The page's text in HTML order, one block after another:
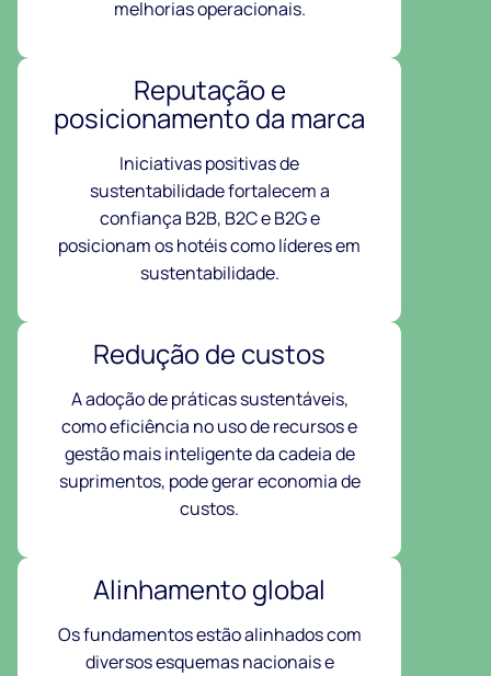
melhorias operacionais.
Reputação e
posicionamento da marca
Iniciativas positivas de
sustentabilidade fortalecem a
confiança B2B, B2C e B2G e
posicionam os hotéis como líderes em
sustentabilidade.
Redução de custos
A adoção de práticas sustentáveis,
como eficiência no uso de recursos e
gestão mais inteligente da cadeia de
suprimentos, pode gerar economia de
custos.
Alinhamento global
Os fundamentos estão alinhados com
diversos esquemas nacionais e